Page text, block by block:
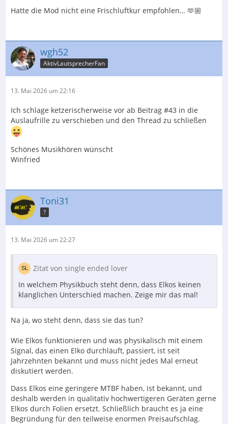
Hatte die Mod nicht eine Frischluftkur empfohlen… 🫶🏼
wgh52
AktivLautsprecherFan
13. Mai 2026 um 22:16
Ich schlage ketzerischerweise vor ab Beitrag #43 in die
Auslaufrille zu verschieben und den Thread zu schließen
Schönes Musikhören wünscht
Winfried
Toni31
?
13. Mai 2026 um 22:27
Zitat von single ended lover
In welchem Physikbuch steht denn, dass Elkos keinen
klanglichen Unterschied machen. Zeige mir das mal!
Na ja, wo steht denn, dass sie das tun?
Wie Elkos funktionieren und was physikalisch mit einem
Signal, das einen Elko durchläuft, passiert, ist seit
Jahrzehnten bekannt und muss nicht jedes Mal erneut
diskutiert werden.
Dass Elkos eine geringere MTBF haben, ist bekannt, und
deshalb werden in qualitativ hochwertigeren Geräten gerne
Elkos durch Folien ersetzt. Schließlich braucht es ja eine
Begründung für den teilweise enormen Preisaufschlag.